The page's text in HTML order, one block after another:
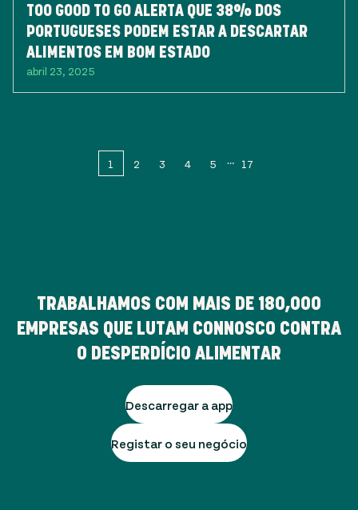
TOO GOOD TO GO ALERTA QUE 38% DOS
PORTUGUESES PODEM ESTAR A DESCARTAR
ALIMENTOS EM BOM ESTADO
abril 23, 2025
1 2 3 4 5 17
TRABALHAMOS COM MAIS DE 180,000
EMPRESAS QUE LUTAM CONNOSCO CONTRA
O DESPERDÍCIO ALIMENTAR
Descarregar a app
Registar o seu negócio